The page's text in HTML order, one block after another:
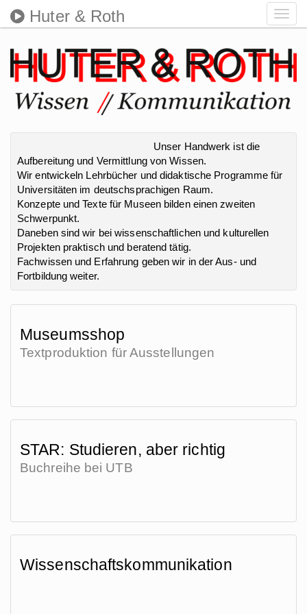
Huter & Roth
Unser Handwerk ist die
Aufbereitung und Vermittlung von Wissen.
Wir entwickeln Lehrbücher und didaktische Programme für
Universitäten im deutschsprachigen Raum.
Konzepte und Texte für Museen bilden einen zweiten
Schwerpunkt.
Daneben sind wir bei wissenschaftlichen und kulturellen
Projekten praktisch und beratend tätig.
Fachwissen und Erfahrung geben wir in der Aus- und
Fortbildung weiter.
Museumsshop
Textproduktion für Ausstellungen
STAR: Studieren, aber richtig
Buchreihe bei UTB
Wissenschaftskommunikation